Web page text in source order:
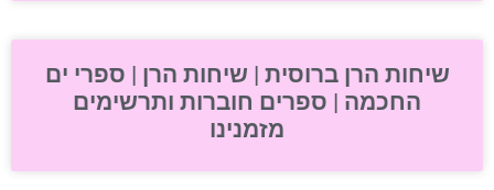
שיחות הרן ברוסית | שיחות הרן | ספרי ים
החכמה | ספרים חוברות ותרשימים
מזמנינו